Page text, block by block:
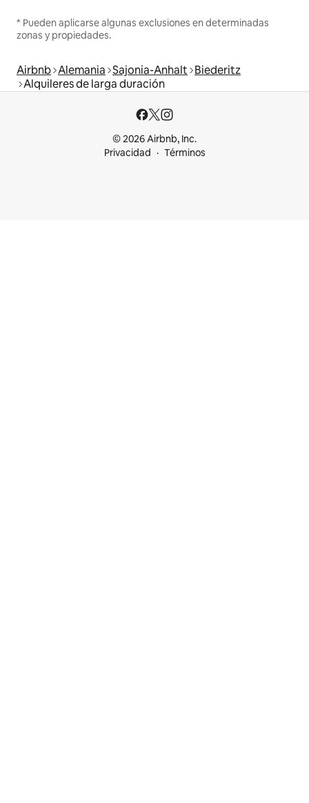
* Pueden aplicarse algunas exclusiones en determinadas
zonas y propiedades.
Airbnb Alemania Sajonia-Anhalt Biederitz
Alquileres de larga duración
© 2026 Airbnb, Inc.
Privacidad
Términos